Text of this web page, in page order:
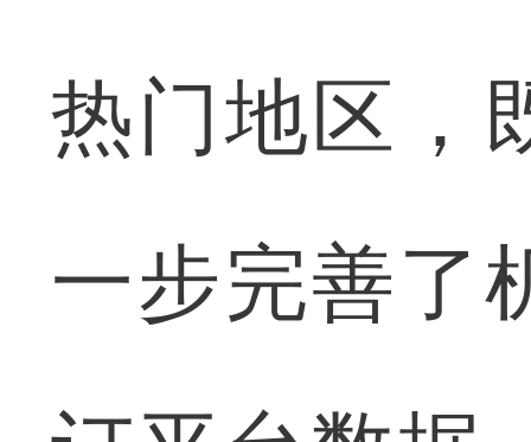
热门地区，
一步完善了